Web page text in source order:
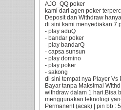
AJO_QQ poker
kami dari agen poker
Deposit dan Withdraw
di sini kami menyediakan 7
- play aduQ
- bandar poker
- play bandarQ
- capsa sunsun
- play domino
- play poker
- sakong
di sini tempat nya Player Vs
Bayar tanpa Maksimal
withdraw dalam 1 hari.Bisa
menggunakan teknologi
Permanent (acak) | pin bb :